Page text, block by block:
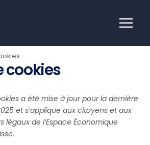
Menu
cookies
a été mise à jour pour la dernière
et s’applique aux citoyens et aux
légaux de l’Espace Économique
Consent
to
elementor
Consent
to
wordpress
Consent
to
Consent
to
google-
Consent
to
wordfence
Consent
to
divers